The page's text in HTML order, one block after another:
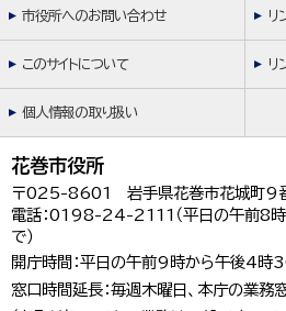
市役所へのお問い合わせ リ
このサイトについて リ
個人情報の取り扱い
花巻市役所
〒025-8601 岩手県花巻市花城町9
電話：0198-24-2111（平日の午前8
で）
開庁時間：平日の午前9時から午後4時
窓口時間延長：毎週木曜日、本庁の業